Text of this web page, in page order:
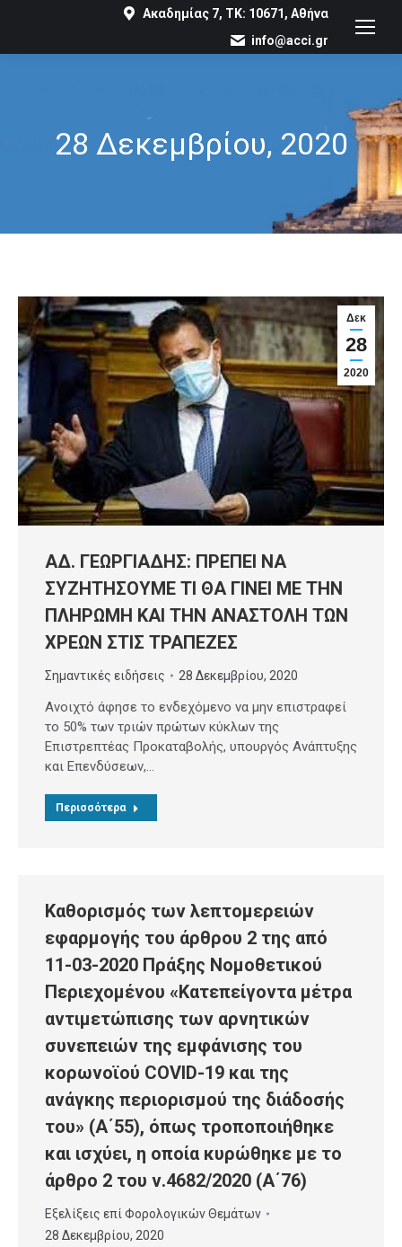
Ακαδημίας 7, ΤΚ: 10671, Αθήνα
info@acci.gr
28 Δεκεμβρίου, 2020
You are here:
Δεκ
28
2020
ΑΔ. ΓΕΩΡΓΙΑΔΗΣ: ΠΡΕΠΕΙ ΝΑ
ΣΥΖΗΤΗΣΟΥΜΕ ΤΙ ΘΑ ΓΙΝΕΙ ΜΕ ΤΗΝ
ΠΛΗΡΩΜΗ ΚΑΙ ΤΗΝ ΑΝΑΣΤΟΛΗ ΤΩΝ
ΧΡΕΩΝ ΣΤΙΣ ΤΡΑΠΕΖΕΣ
Σημαντικές ειδήσεις 28 Δεκεμβρίου, 2020
Ανοιχτό άφησε το ενδεχόμενο να μην επιστραφεί
το 50% των τριών πρώτων κύκλων της
Επιστρεπτέας Προκαταβολής, υπουργός Ανάπτυξης
και Επενδύσεων,…
Περισσότερα
Καθορισμός των λεπτομερειών
εφαρμογής του άρθρου 2 της από
11-03-2020 Πράξης Νομοθετικού
Περιεχομένου «Κατεπείγοντα μέτρα
αντιμετώπισης των αρνητικών
συνεπειών της εμφάνισης του
κορωνοϊού COVID-19 και της
ανάγκης περιορισμού της διάδοσής
του» (Α΄55), όπως τροποποιήθηκε
και ισχύει, η οποία κυρώθηκε με το
άρθρο 2 του ν.4682/2020 (Α΄76)
Εξελίξεις επί Φορολογικών Θεμάτων
28 Δεκεμβρίου, 2020